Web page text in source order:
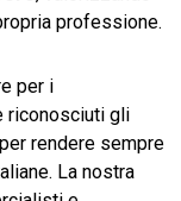
professione.
per i
riconosciuti gli
rendere sempre
La nostra